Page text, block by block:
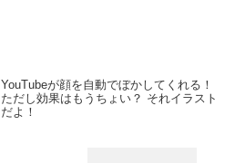
YouTubeが顔を自動でぼかしてくれる！
ただし効果はもうちょい？ それイラスト
だよ！